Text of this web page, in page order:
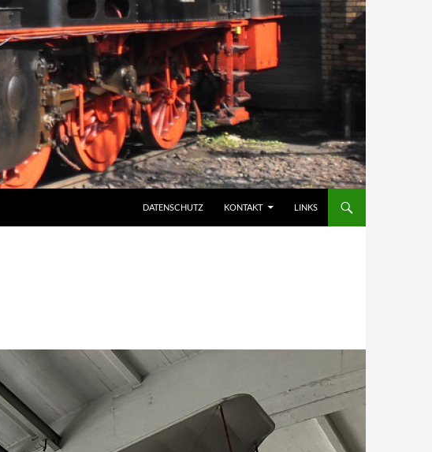
DATENSCHUTZ KONTAKT LINKS